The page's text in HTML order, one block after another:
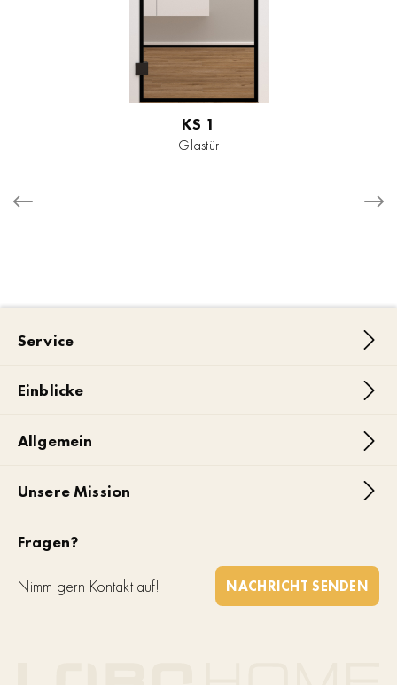
KS 1
Glastür
Service
Einblicke
Allgemein
Unsere Mission
Fragen?
Nimm gern Kontakt auf! NACHRICHT SENDEN